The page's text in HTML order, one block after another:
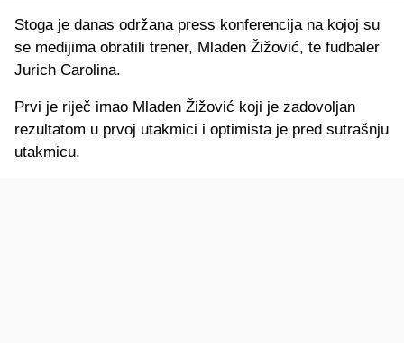
Stoga je danas održana press konferencija na kojoj su
se medijima obratili trener, Mladen Žižović, te fudbaler
Jurich Carolina.
Prvi je riječ imao Mladen Žižović koji je zadovoljan
rezultatom u prvoj utakmici i optimista je pred sutrašnju
utakmicu.